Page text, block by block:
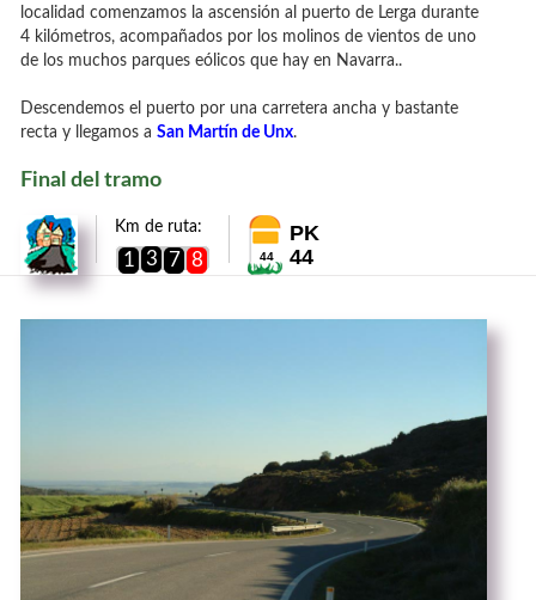
localidad comenzamos la ascensión al puerto de Lerga durante
4 kilómetros, acompañados por los molinos de vientos de uno
de los muchos parques eólicos que hay en Navarra..
Descendemos el puerto por una carretera ancha y bastante
recta y llegamos a San Martín de Unx.
Final del tramo
Km de ruta:
1 3 7 8 44
PK
44